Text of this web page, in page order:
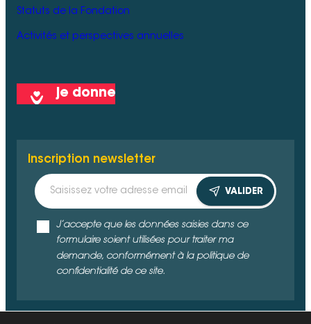
Statuts de la Fondation
Activités et perspectives annuelles
je donne
J’accepte que les données saisies dans ce
formulaire soient utilisées pour traiter ma
demande, conformément à la politique de
confidentialité de ce site.
VALIDER
Inscription newsletter